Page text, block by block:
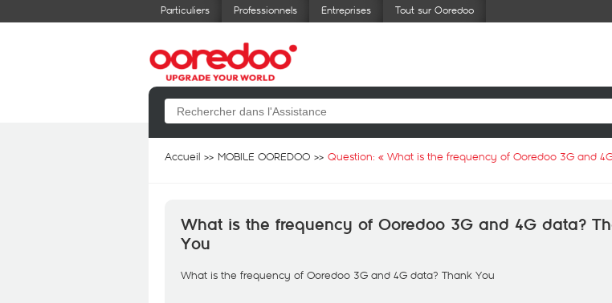
Particuliers Professionnels Entreprises Tout sur Ooredoo
Accueil MOBILE OOREDOO Question: « What is the frequency of Ooredoo 3G and
What is the frequency of Ooredoo 3G and 4G data?
You
What is the frequency of Ooredoo 3G and 4G data? Thank You